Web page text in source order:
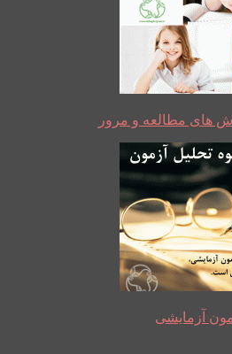
های مطالعه و مرور
آزمایشی